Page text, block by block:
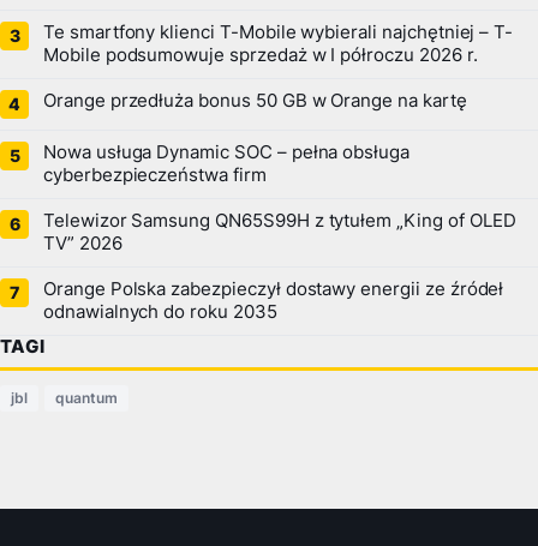
Te smartfony klienci T-Mobile wybierali najchętniej – T-
Mobile podsumowuje sprzedaż w I półroczu 2026 r.
Orange przedłuża bonus 50 GB w Orange na kartę
Nowa usługa Dynamic SOC – pełna obsługa
cyberbezpieczeństwa firm
Telewizor Samsung QN65S99H z tytułem „King of OLED
TV” 2026
Orange Polska zabezpieczył dostawy energii ze źródeł
odnawialnych do roku 2035
TAGI
jbl quantum